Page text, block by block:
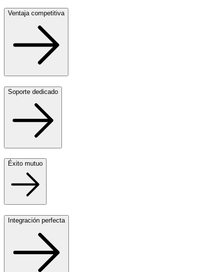
Ventaja competitiva
Soporte dedicado
Éxito mutuo
Integración perfecta